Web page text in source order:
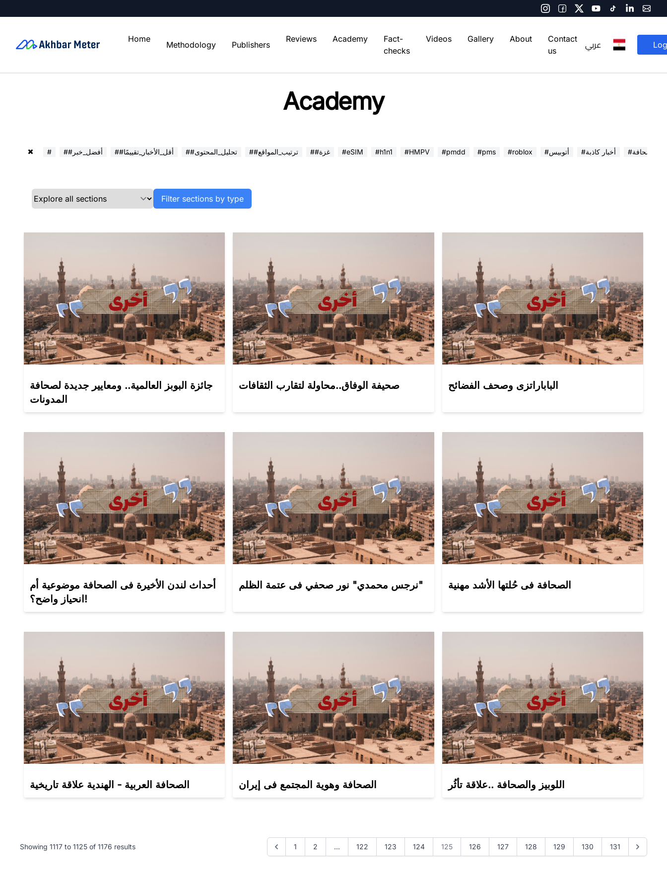
Home
Methodology Publishers
Reviews Academy
Fact-
checks
Videos Gallery About
Contact
us
عربي
Academy
# ##أفضل_خبر ##أقل_الأخبار_تقييمًا ##تحليل_المحتوى ##ترتيب_المواقع ##غزة #eSIM #h1n1 #HMPV #pmdd #pms #roblox #أتوبيس #أخبار كاذبة في الصحافة
Filter sections by type
جائزة البوبز العالمية.. ومعايير جديدة لصحافة
المدونات
صحيفة الوفاق..محاولة لتقارب الثقافات الباباراتزى وصحف الفضائح
أحداث لندن الأخيرة فى الصحافة موضوعية أم
انحياز واضح؟!
نرجس محمدي" نور صحفي فى عتمة الظلم" الصحافة فى حُلتها الأشد مهنية
الصحافة العربية - الهندية علاقة تاريخية الصحافة وهوية المجتمع فى إيران اللوبيز والصحافة ..علاقة تأثُر
Showing 1117 to 1125 of 1176 results 1 2 ... 122 123 124 125 126 127 128 129 130 131